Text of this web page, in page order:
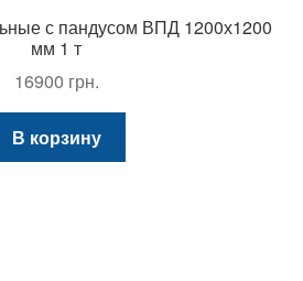
с пандусом ВПД 1200х1200
мм 1 т
16900 грн.
В корзину